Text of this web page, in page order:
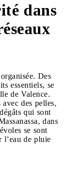
dans
Des
essentiels, se
de Valence.
des pelles,
qui sont
dans
se sont
l’eau de pluie